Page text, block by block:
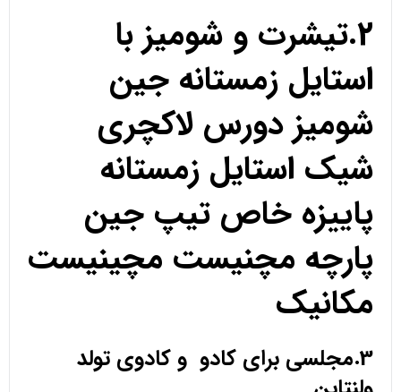
2.تیشرت و شومیز با
استایل زمستانه جین
شومیز دورس لاکچری
شیک استایل زمستانه
پاییزه خاص تیپ جین
پارچه مچنیست مچینیست
مکانیک
3.مجلسی برای کادو و کادوی تولد